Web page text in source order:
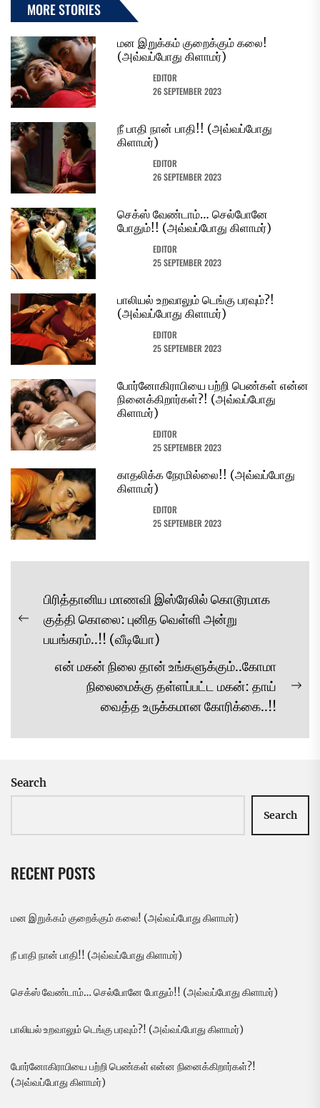
MORE STORIES
மன இறுக்கம் குறைக்கும் கலை!
(அவ்வப்போது கிளாமர்)
EDITOR
26 SEPTEMBER 2023
நீ பாதி நான் பாதி!! (அவ்வப்போது
கிளாமர்)
EDITOR
26 SEPTEMBER 2023
செக்ஸ் வேண்டாம்… செல்போனே
போதும்!! (அவ்வப்போது கிளாமர்)
EDITOR
25 SEPTEMBER 2023
பாலியல் உறவாலும் டெங்கு பரவும்?!
(அவ்வப்போது கிளாமர்)
EDITOR
25 SEPTEMBER 2023
போர்னோகிராபியை பற்றி பெண்கள் என்ன
நினைக்கிறார்கள்?! (அவ்வப்போது
கிளாமர்)
EDITOR
25 SEPTEMBER 2023
காதலிக்க நேரமில்லை!! (அவ்வப்போது
கிளாமர்)
EDITOR
25 SEPTEMBER 2023
Post
navigation
Previous
post:
பிரித்தானிய மாணவி இஸ்ரேலில் கொடூரமாக
குத்தி கொலை: புனித வெள்ளி அன்று
பயங்கரம்..!! (வீடியோ)
என் மகன் நிலை தான் உங்களுக்கும்..கோமா
நிலைமைக்கு தள்ளப்பட்ட மகன்: தாய்
வைத்த உருக்கமான கோரிக்கை..!!
Search
Search
RECENT POSTS
மன இறுக்கம் குறைக்கும் கலை! (அவ்வப்போது கிளாமர்)
நீ பாதி நான் பாதி!! (அவ்வப்போது கிளாமர்)
செக்ஸ் வேண்டாம்… செல்போனே போதும்!! (அவ்வப்போது கிளாமர்)
பாலியல் உறவாலும் டெங்கு பரவும்?! (அவ்வப்போது கிளாமர்)
போர்னோகிராபியை பற்றி பெண்கள் என்ன நினைக்கிறார்கள்?!
(அவ்வப்போது கிளாமர்)